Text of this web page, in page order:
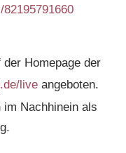
Homepage der
live angeboten.
Nachhinein als